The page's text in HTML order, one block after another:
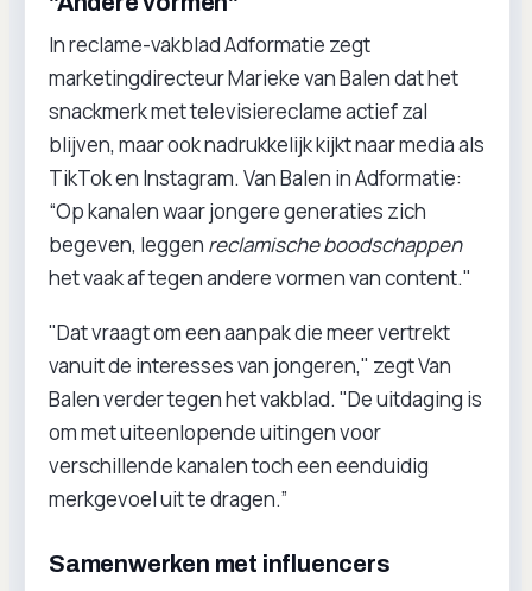
In reclame-vakblad Adformatie zegt
marketingdirecteur Marieke van Balen dat het
snackmerk met televisiereclame actief zal
blijven, maar ook nadrukkelijk kijkt naar media als
TikTok en Instagram. Van Balen in Adformatie:
“Op kanalen waar jongere generaties zich
begeven, leggen reclamische boodschappen
het vaak af tegen andere vormen van content."
"Dat vraagt om een aanpak die meer vertrekt
vanuit de interesses van jongeren," zegt Van
Balen verder tegen het vakblad. "De uitdaging is
om met uiteenlopende uitingen voor
verschillende kanalen toch een eenduidig
merkgevoel uit te dragen.”
Samenwerken met influencers